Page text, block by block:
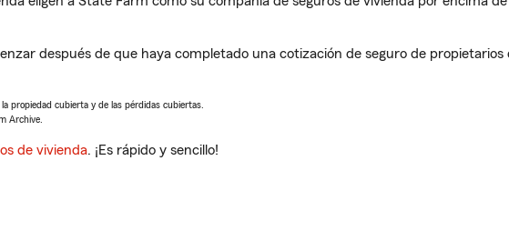
después de que haya completado una cotización de seguro de propietarios
propiedad cubierta y de las pérdidas cubiertas.
Archive.
de vivienda. ¡Es rápido y sencillo!